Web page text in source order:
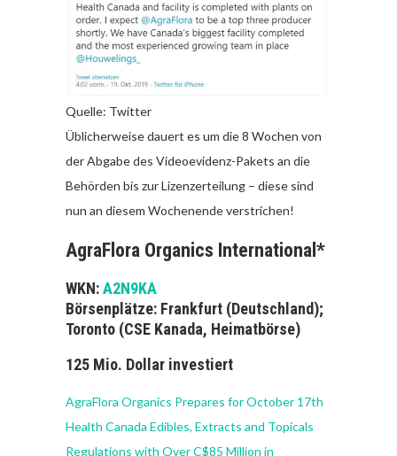
Quelle: Twitter
Üblicherweise dauert es um die 8 Wochen von
der Abgabe des Videoevidenz-Pakets an die
Behörden bis zur Lizenzerteilung – diese sind
nun an diesem Wochenende verstrichen!
AgraFlora Organics International*
WKN:A2N9KA
Börsenplätze: Frankfurt (Deutschland);
Toronto (CSE Kanada, Heimatbörse)
125 Mio. Dollar investiert
AgraFlora Organics Prepares for October 17th
Health Canada Edibles, Extracts and Topicals
Regulations with Over C$85 Million in